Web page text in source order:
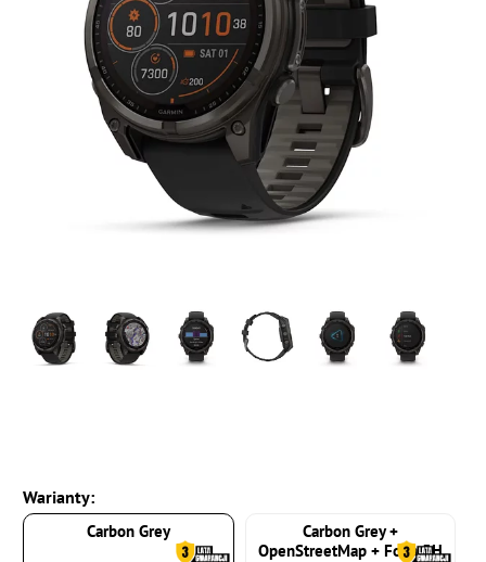
Warianty:
Carbon Grey
Carbon Grey +
OpenStreetMap + Folia 5H